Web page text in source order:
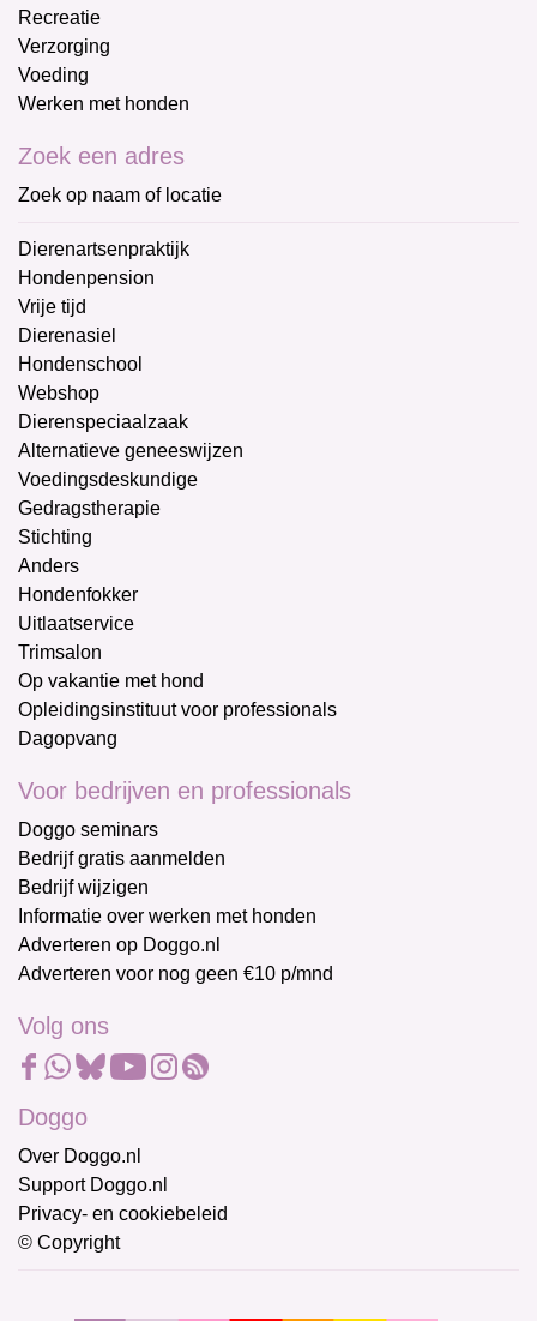
Recreatie
Verzorging
Voeding
Werken met honden
Zoek een adres
Zoek op naam of locatie
Dierenartsenpraktijk
Hondenpension
Vrije tijd
Dierenasiel
Hondenschool
Webshop
Dierenspeciaalzaak
Alternatieve geneeswijzen
Voedingsdeskundige
Gedragstherapie
Stichting
Anders
Hondenfokker
Uitlaatservice
Trimsalon
Op vakantie met hond
Opleidingsinstituut voor professionals
Dagopvang
Voor bedrijven en professionals
Doggo seminars
Bedrijf gratis aanmelden
Bedrijf wijzigen
Informatie over werken met honden
Adverteren op Doggo.nl
Adverteren voor nog geen €10 p/mnd
Volg ons
Doggo
Over Doggo.nl
Support Doggo.nl
Privacy- en cookiebeleid
© Copyright